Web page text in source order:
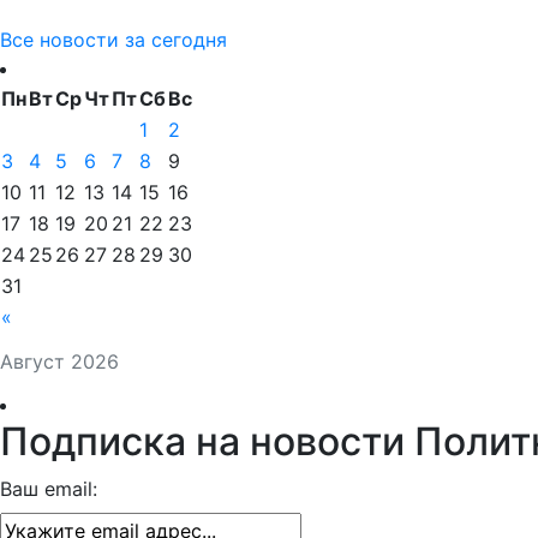
Все новости за сегодня
Август 2026
ПнВтСрЧтПтСбВс
«
1
2
3
4 5 6 7 8
9
10 11 12 13 14 15 16
17 18 19 20 21 22 23
24 25 26 27 28 29 30
31
Подписка на новости
Ваш email: